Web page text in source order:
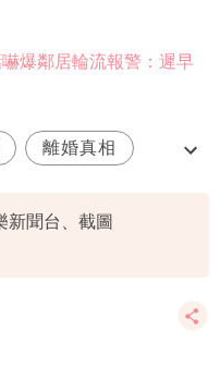
爆鄰居輪流報警：遲早
離婚真相
新聞台、截圖